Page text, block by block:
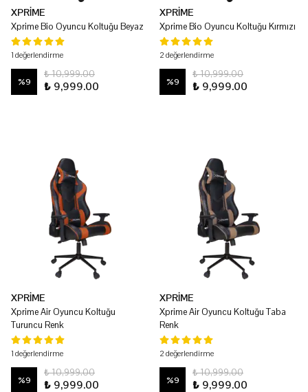
XPRİME
Xprime Bio Oyuncu Koltuğu Beyaz
1 değerlendirme
%9
₺ 10,999.00
₺ 9,999.00
XPRİME
Xprime Bio Oyuncu Koltuğu Kırmızı
2 değerlendirme
%9
₺ 10,999.00
₺ 9,999.00
XPRİME
Xprime Air Oyuncu Koltuğu
Turuncu Renk
1 değerlendirme
%9
₺ 10,999.00
₺ 9,999.00
XPRİME
Xprime Air Oyuncu Koltuğu Taba
Renk
2 değerlendirme
%9
₺ 10,999.00
₺ 9,999.00